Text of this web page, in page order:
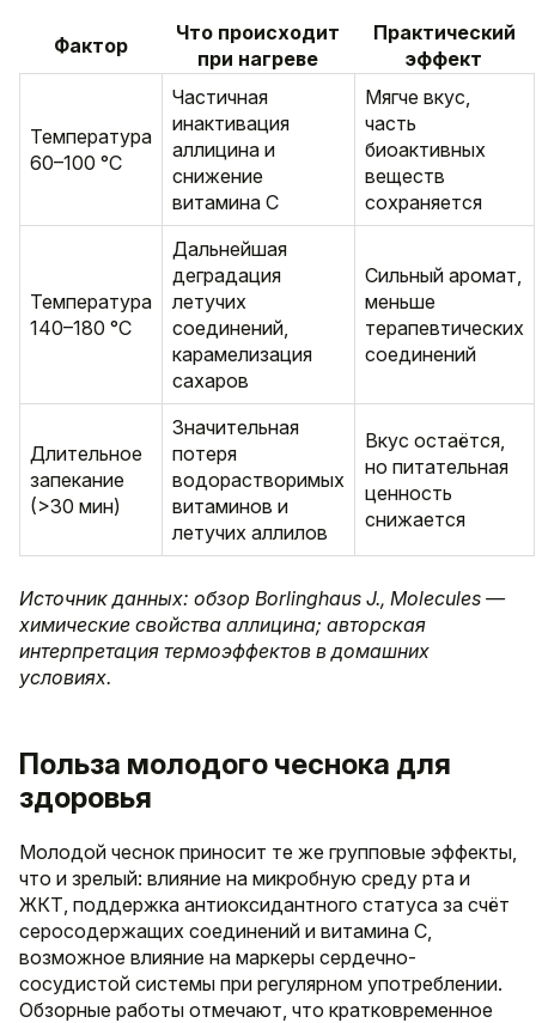
Фактор
Что происходит
при нагреве
Практический
эффект
Температура
60–100 °C
Частичная
инактивация
аллицина и
снижение
витамина C
Мягче вкус,
часть
биоактивных
веществ
сохраняется
Температура
140–180 °C
Дальнейшая
деградация
летучих
соединений,
карамелизация
сахаров
Сильный аромат,
меньше
терапевтических
соединений
Длительное
запекание
(>30 мин)
Значительная
потеря
водорастворимых
витаминов и
летучих аллилов
Вкус остаётся,
но питательная
ценность
снижается
Источник данных: обзор Borlinghaus J., Molecules —
химические свойства аллицина; авторская
интерпретация термоэффектов в домашних
условиях.
Польза молодого чеснока для
здоровья
Молодой чеснок приносит те же групповые эффекты,
что и зрелый: влияние на микробную среду рта и
ЖКТ, поддержка антиоксидантного статуса за счёт
серосодержащих соединений и витаминa C,
возможное влияние на маркеры сердечно-
сосудистой системы при регулярном употреблении.
Обзорные работы отмечают, что кратковременное